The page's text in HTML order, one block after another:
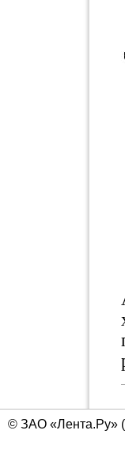
© ЗАО «Лента.Ру»